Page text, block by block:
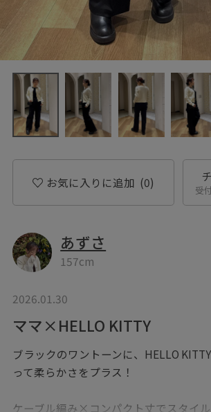
お気に入りに追加 (0) 受
あずさ
157cm
2026.01.30
ママ×HELLO KITTY
ブラックのワントーンに、HELLO
って柔らかさをプラス！
ケーブル編み×コンパクト丈でスタイ